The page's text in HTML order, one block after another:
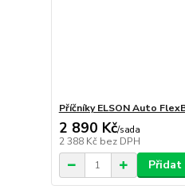
Příčníky ELSON Auto
2 890 Kč/sada
2 388 Kč bez DPH
Přidat